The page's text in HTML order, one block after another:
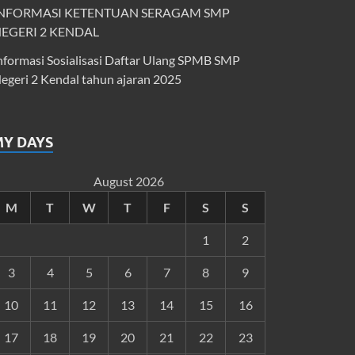
KETENTUAN SERAGAM SMP
2 KENDAL
Sosialisasi Daftar Ulang SPMB SMP
2 Kendal tahun ajaran 2025
DAYS
August 2026
M
T W T F S S
1 2
3 4 5 6 7 8 9
10 11 12 13 14 15 16
17 18 19 20 21 22 23